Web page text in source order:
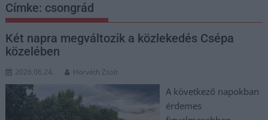
Címke: csongrád
Két napra megváltozik a közlekedés Csépa
közelében
2026.06.24. Horváth Zsolt
A következő napokban
érdemes